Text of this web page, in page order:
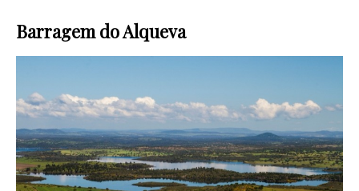
Barragem do Alqueva